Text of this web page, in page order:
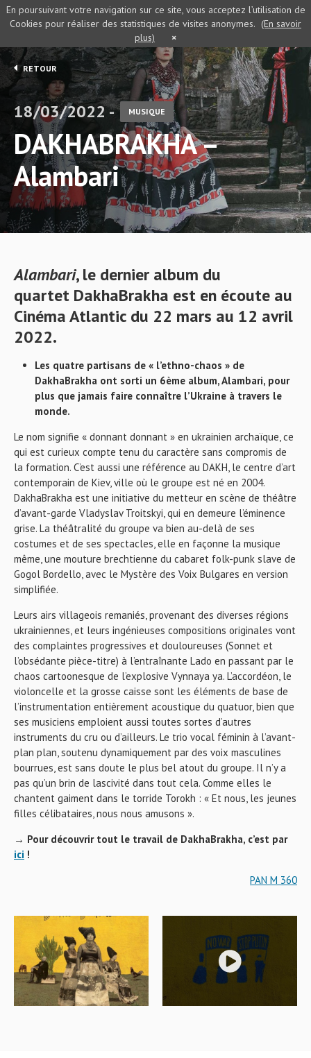
RETOUR
18/03/2022 - MUSIQUE
DAKHABRAKHA –
Alambari
Alambari, le dernier album du
quartet DakhaBrakha est en écoute au
Cinéma Atlantic du 22 mars au 12 avril
2022.
Les quatre partisans de « l’ethno-chaos » de
DakhaBrakha ont sorti un 6ème album, Alambari, pour
plus que jamais faire connaître l’Ukraine à travers le
monde.
Le nom signifie « donnant donnant » en ukrainien archaïque, ce
qui est curieux compte tenu du caractère sans compromis de
la formation. C’est aussi une référence au DAKH, le centre d’art
contemporain de Kiev, ville où le groupe est né en 2004.
DakhaBrakha est une initiative du metteur en scène de théâtre
d’avant-garde Vladyslav Troitskyi, qui en demeure l’éminence
grise. La théâtralité du groupe va bien au-delà de ses
costumes et de ses spectacles, elle en façonne la musique
même, une mouture brechtienne du cabaret folk-punk slave de
Gogol Bordello, avec le Mystère des Voix Bulgares en version
simplifiée.
Leurs airs villageois remaniés, provenant des diverses régions
ukrainiennes, et leurs ingénieuses compositions originales vont
des complaintes progressives et douloureuses (Sonnet et
l’obsédante pièce-titre) à l’entraînante Lado en passant par le
chaos cartoonesque de l’explosive Vynnaya ya. L’accordéon, le
violoncelle et la grosse caisse sont les éléments de base de
l’instrumentation entièrement acoustique du quatuor, bien que
ses musiciens emploient aussi toutes sortes d’autres
instruments du cru ou d’ailleurs. Le trio vocal féminin à l’avant-
plan plan, soutenu dynamiquement par des voix masculines
bourrues, est sans doute le plus bel atout du groupe. Il n’y a
pas qu’un brin de lascivité dans tout cela. Comme elles le
chantent gaiment dans le torride Torokh : « Et nous, les jeunes
filles célibataires, nous nous amusons ».
→ Pour découvrir tout le travail de DakhaBrakha, c’est par
ici !
PAN M 360
En poursuivant votre navigation sur ce site, vous acceptez l’utilisation de
Cookies pour réaliser des statistiques de visites anonymes. (En savoir
plus)
×